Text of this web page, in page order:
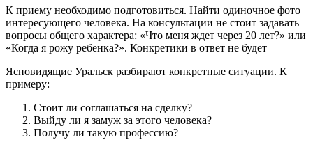
К приему необходимо подготовиться. Найти одиночное фото
интересующего человека. На консультации не стоит задавать
вопросы общего характера: «Что меня ждет через 20 лет?» или
«Когда я рожу ребенка?». Конкретики в ответ не будет
Ясновидящие Уральск разбирают конкретные ситуации. К
примеру:
Стоит ли соглашаться на сделку?
Выйду ли я замуж за этого человека?
Получу ли такую профессию?